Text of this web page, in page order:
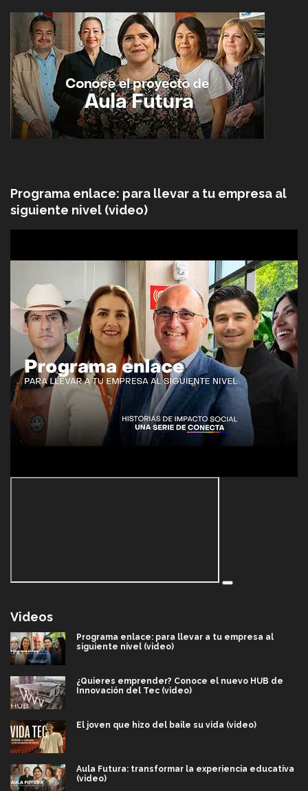
Programa enlace: para llevar a tu empresa al
siguiente nivel (video)
Videos
Programa enlace: para llevar a tu empresa al
siguiente nivel (video)
¿Quieres emprender? Conoce el nuevo HUB de
Innovación del Tec (video)
El joven que hizo del baile su vida (video)
Aula Futura: transformar la experiencia educativa
(video)